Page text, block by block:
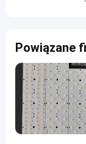
3030
Moduł
Led
155X80
stopni
Powiązane